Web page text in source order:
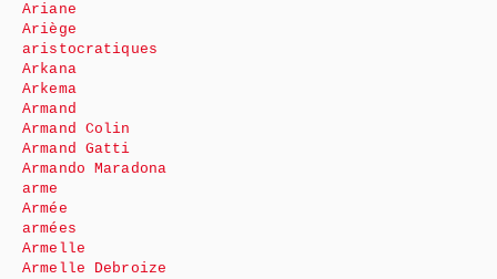
Ariane
Ariège
aristocratiques
Arkana
Arkema
Armand
Armand Colin
Armand Gatti
Armando Maradona
arme
Armée
armées
Armelle
Armelle Debroize